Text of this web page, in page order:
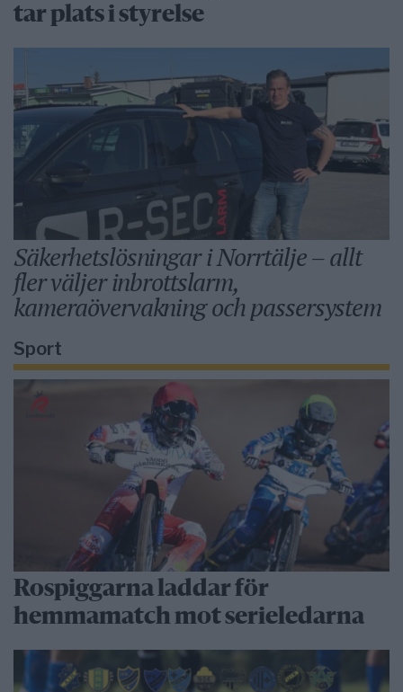
tar plats i styrelse
Säkerhetslösningar i Norrtälje – allt
fler väljer inbrottslarm,
kameraövervakning och passersystem
Sport
Rospiggarna laddar för
hemmamatch mot serieledarna